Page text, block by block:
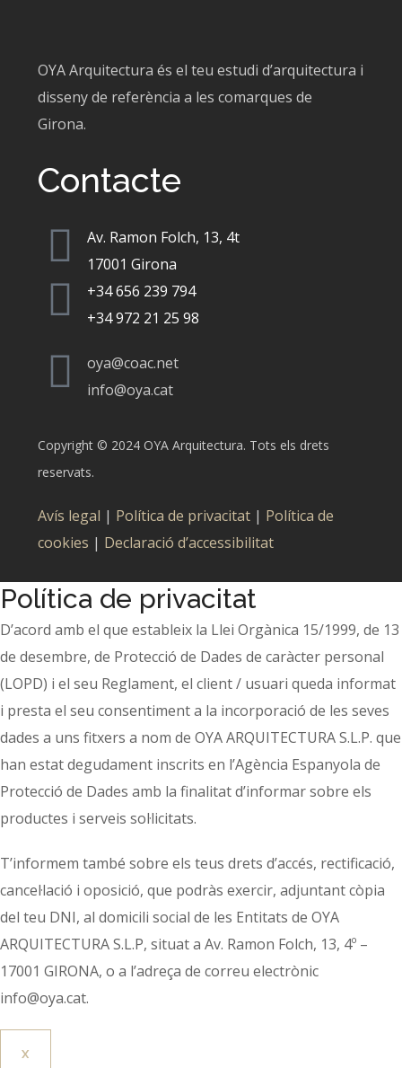
OYA Arquitectura és el teu estudi d’arquitectura i
disseny de referència a les comarques de
Girona.
Contacte
Av. Ramon Folch, 13, 4t
17001 Girona
+34 656 239 794
+34 972 21 25 98
oya@coac.net
info@oya.cat
Copyright © 2024 OYA Arquitectura. Tots els drets
reservats.
Avís legal | Política de privacitat | Política de
cookies | Declaració d’accessibilitat
Política de privacitat
D’acord amb el que estableix la Llei Orgànica 15/1999, de 13
de desembre, de Protecció de Dades de caràcter personal
(LOPD) i el seu Reglament, el client / usuari queda informat
i presta el seu consentiment a la incorporació de les seves
dades a uns fitxers a nom de OYA ARQUITECTURA S.L.P. que
han estat degudament inscrits en l’Agència Espanyola de
Protecció de Dades amb la finalitat d’informar sobre els
productes i serveis sol·licitats.
T’informem també sobre els teus drets d’accés, rectificació,
cancel·lació i oposició, que podràs exercir, adjuntant còpia
del teu DNI, al domicili social de les Entitats de OYA
ARQUITECTURA S.L.P, situat a Av. Ramon Folch, 13, 4º –
17001 GIRONA, o a l’adreça de correu electrònic
info@oya.cat.
X